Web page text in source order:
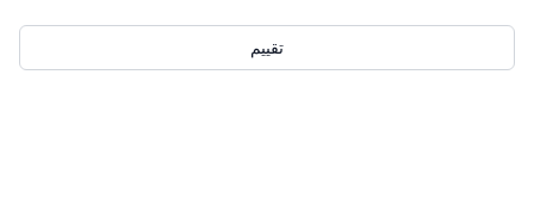
تقييم